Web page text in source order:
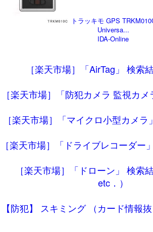
トラッキモ GPS
Universa...
IDA-Online
［楽天市場］「AirTag」 検索
［楽天市場］「防犯カメラ 監視カ
［楽天市場］「マイクロ小型カメラ
［楽天市場］「ドライブレコーダー
［楽天市場］「ドローン」 検索
etc．）
【防犯】 スキミング （カード情報